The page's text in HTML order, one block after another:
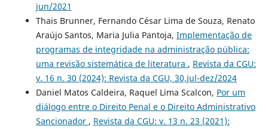
jun/2021
Thais Brunner, Fernando César Lima de Souza, Renato
Araújo Santos, Maria Julia Pantoja, Implementação de
programas de integridade na administração pública:
uma revisão sistemática de literatura , Revista da CGU:
v. 16 n. 30 (2024): Revista da CGU, 30,jul-dez/2024
Daniel Matos Caldeira, Raquel Lima Scalcon, Por um
diálogo entre o Direito Penal e o Direito Administrativo
Sancionador , Revista da CGU: v. 13 n. 23 (2021):